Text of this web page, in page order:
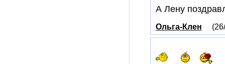
А Лену
Ольга-Клен